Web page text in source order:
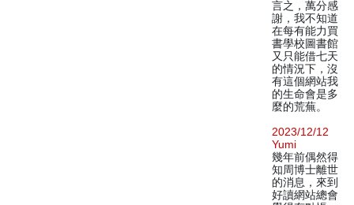
言之，萬分感
謝，我不知道
在每有能力買
書學校圖書館
又只能借七天
的情況下，沒
有這個網站我
的生命會是多
麼的荒蕪。
2023/12/12
Yumi
幾年前偶然得
知周博士離世
的消息，來到
好讀網站總會